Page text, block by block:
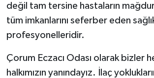
değil tam tersine hastaların
tüm imkanlarını seferber eden
profesyonelleridir.
Çorum Eczacı Odası olarak bizler
halkımızın yanındayız. İlaç